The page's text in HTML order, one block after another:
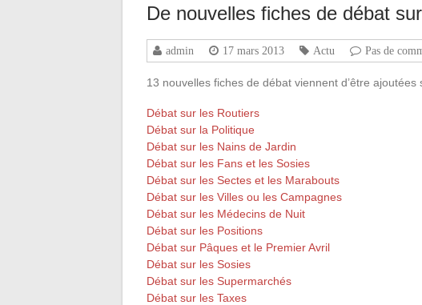
De nouvelles fiches de débat
admin 17 mars 2013 Actu Pas de
13 nouvelles fiches de débat viennent d’être ajoutées
Débat sur les Routiers
Débat sur la Politique
Débat sur les Nains de Jardin
Débat sur les Fans et les Sosies
Débat sur les Sectes et les Marabouts
Débat sur les Villes ou les Campagnes
Débat sur les Médecins de Nuit
Débat sur les Positions
Débat sur Pâques et le Premier Avril
Débat sur les Sosies
Débat sur les Supermarchés
Débat sur les Taxes